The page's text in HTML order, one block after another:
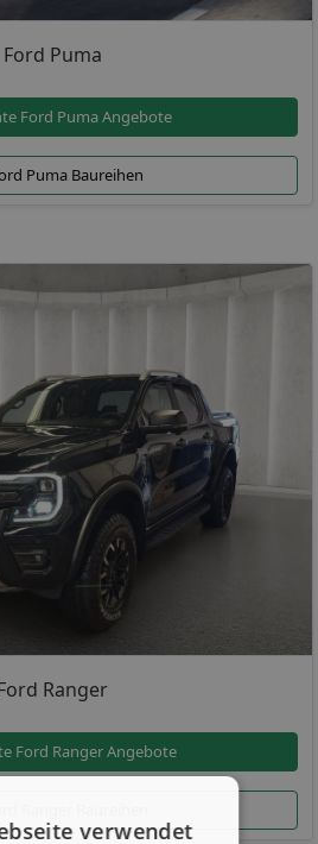
Ford Puma
Ford Puma Angebote
Puma Baureihen
Ranger
Ford Ranger Angebote
verwendet